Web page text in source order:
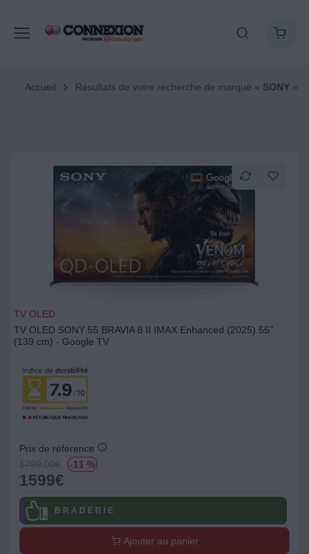
Accueil Résultats de votre recherche de marque « SONY»
TV OLED
TV OLED SONY 55 BRAVIA 8 II IMAX Enhanced (2025) 55"
(139 cm) - Google TV
Prix de référence
1799.00€ -11 %
1599€
B R A D E R I E
Ajouter au panier